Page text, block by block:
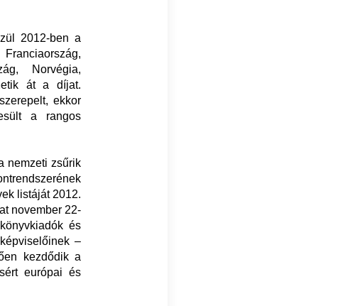
2012-ben a
Norvégia,
át a díjat.
ekkor
a rangos
nemzeti zsűrik
listáját 2012.
november 22-
és
–
kezdődik a
európai és